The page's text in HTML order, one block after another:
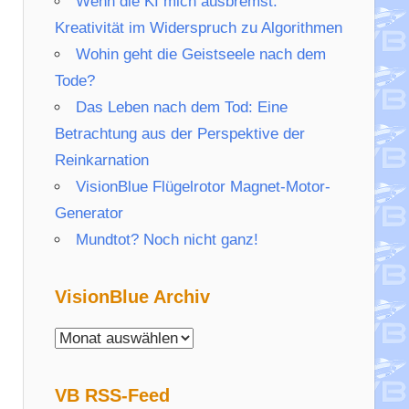
Kreativität im Widerspruch zu Algorithmen
Wohin geht die Geistseele nach dem
Tode?
Das Leben nach dem Tod: Eine
Betrachtung aus der Perspektive der
Reinkarnation
VisionBlue Flügelrotor Magnet-Motor-
Generator
Mundtot? Noch nicht ganz!
VisionBlue Archiv
VisionBlue
VB RSS-Feed